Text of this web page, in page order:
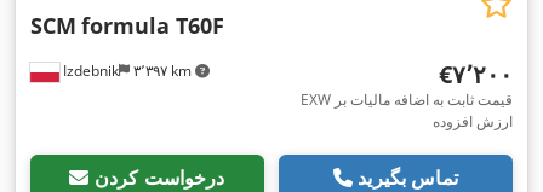
Izdebnik ۳٬۳۹۷ km
SCM formula T60F
‎€۷٬۲۰۰
EXW قیمت ثابت به اضافه مالیات بر
ارزش افزوده
درخواست کردن تماس بگیرید